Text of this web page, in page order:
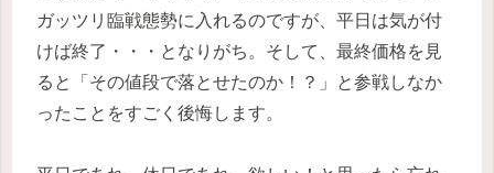
ガッツリ臨戦態勢に入れるのですが、平日は気が付
けば終了・・・となりがち。そして、最終価格を見
ると「その値段で落とせたのか！？」と参戦しなか
ったことをすごく後悔します。